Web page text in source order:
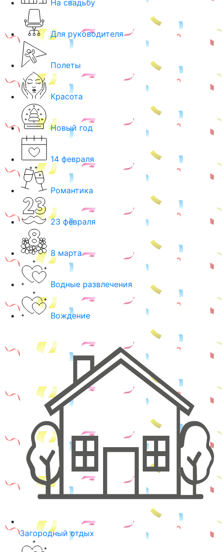
На свадьбу
Для руководителя
Полеты
Красота
Новый год
14 февраля
Романтика
23 февраля
8 марта
Водные развлечения
Вождение
Загородный отдых